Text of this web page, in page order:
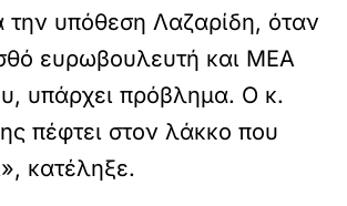
την υπόθεση Λαζαρίδη, όταν
ευρωβουλευτή και ΜΕΑ
υπάρχει πρόβλημα. Ο κ.
πέφτει στον λάκκο που
κατέληξε.